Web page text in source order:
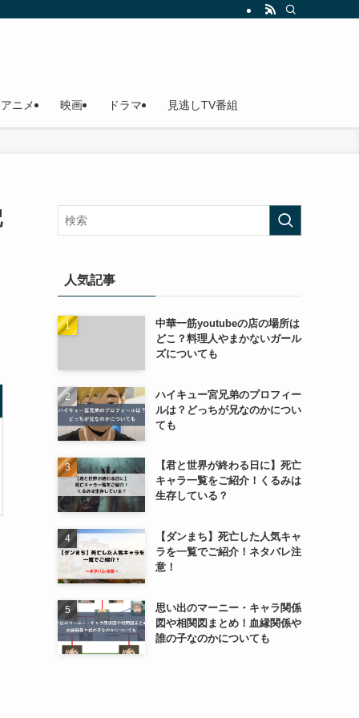
アニメ 映画 ドラマ 見逃しTV番組
人気記事
中華一筋youtubeの店の場所は
どこ？料理人やまかないガール
ズについても
ハイキュー宮兄弟のプロフィー
ルは？どっちが兄なのかについ
ても
【君と世界が終わる日に】死亡
キャラ一覧をご紹介！くるみは
生存している？
【ダンまち】死亡した人気キャ
ラを一覧でご紹介！ネタバレ注
意！
思い出のマーニー・キャラ関係
図や相関図まとめ！血縁関係や
誰の子なのかについても